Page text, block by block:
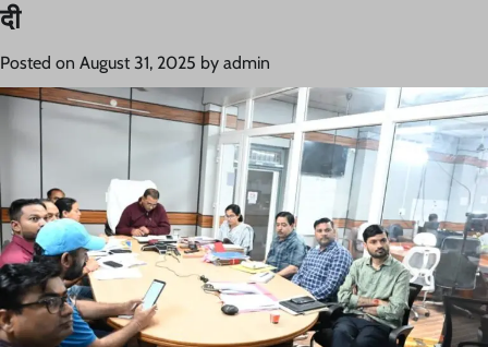
दी
Posted on August 31, 2025 by admin